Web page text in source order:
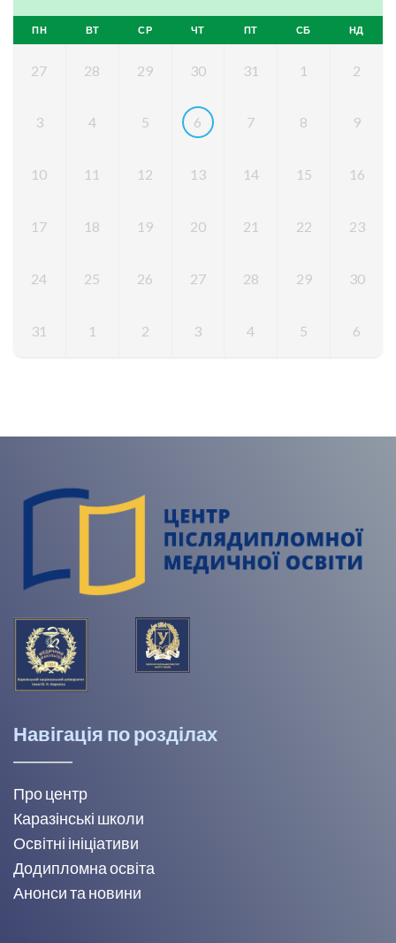
ПН ВТ СР ЧТ ПТ СБ НД
27 28 29 30 31 1 2
3 4 5 6 7 8 9
10 11 12 13 14 15 16
17 18 19 20 21 22 23
24 25 26 27 28 29 30
31 1 2 3 4 5 6
Навігація по розділах
Про центр
Каразінські школи
Освітні ініціативи
Додипломна освіта
Анонси та новини